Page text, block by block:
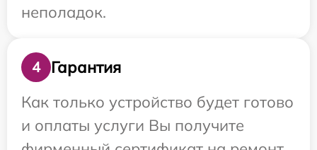
неполадок.
4
Гарантия
Как только устройство будет готово
и оплаты услуги Вы получите